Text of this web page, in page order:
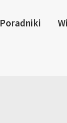
Poradniki